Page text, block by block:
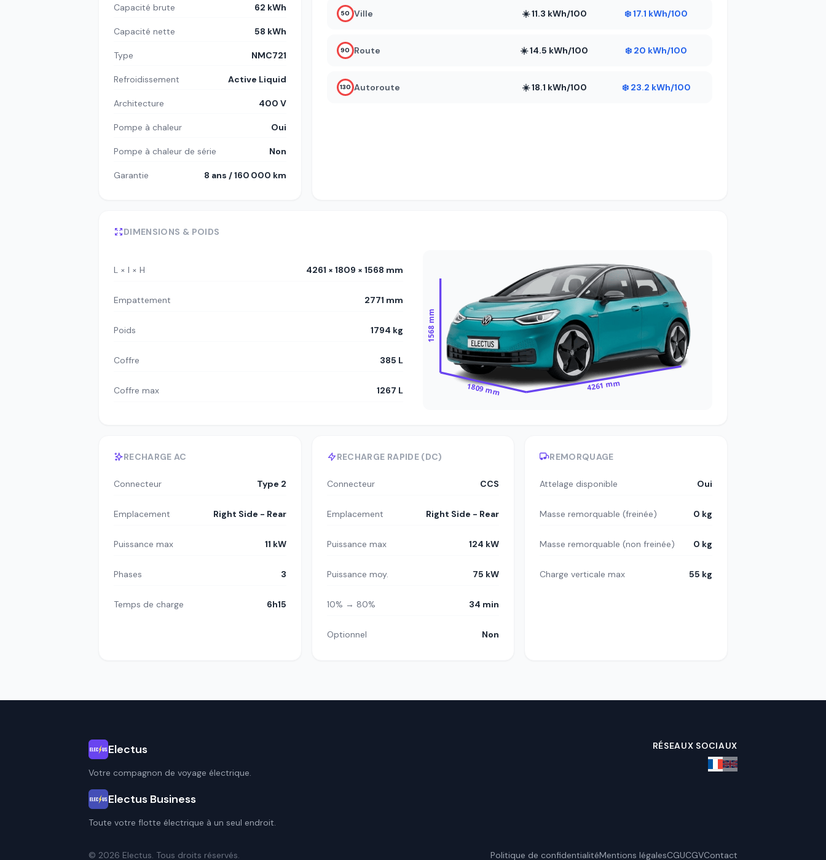
Capacité brute 62 kWh
Capacité nette 58 kWh
Type NMC721
Refroidissement Active Liquid
Architecture 400 V
Pompe à chaleur Oui
Pompe à chaleur de série Non
Garantie 8 ans / 160 000 km
50 Ville ☀️ 11.3 kWh/100 ❄️ 17.1 kWh/100
90 Route ☀️ 14.5 kWh/100 ❄️ 20 kWh/100
130 Autoroute ☀️ 18.1 kWh/100 ❄️ 23.2 kWh/100
DIMENSIONS & POIDS
L × l × H 4261 × 1809 × 1568 mm
Empattement 2771 mm
Poids 1794 kg
Coffre 385 L
Coffre max 1267 L
1568 mm
1809 mm 4261 mm
RECHARGE AC
Connecteur Type 2
Emplacement Right Side - Rear
Puissance max 11 kW
Phases 3
Temps de charge 6h15
RECHARGE RAPIDE (DC)
Connecteur CCS
Emplacement Right Side - Rear
Puissance max 124 kW
Puissance moy. 75 kW
10% → 80% 34 min
Optionnel Non
REMORQUAGE
Attelage disponible Oui
Masse remorquable (freinée) 0 kg
Masse remorquable (non freinée) 0 kg
Charge verticale max 55 kg
Electus
Votre compagnon de voyage électrique.
Electus Business
Toute votre flotte électrique à un seul endroit.
RÉSEAUX SOCIAUX
© 2026 Electus. Tous droits réservés. Politique de confidentialitéMentions légalesCGUCGVContact